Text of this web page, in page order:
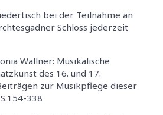
bei der Teilnahme an
Schloss jederzeit
Wallner: Musikalische
des 16. und 17.
zur Musikpflege dieser
338